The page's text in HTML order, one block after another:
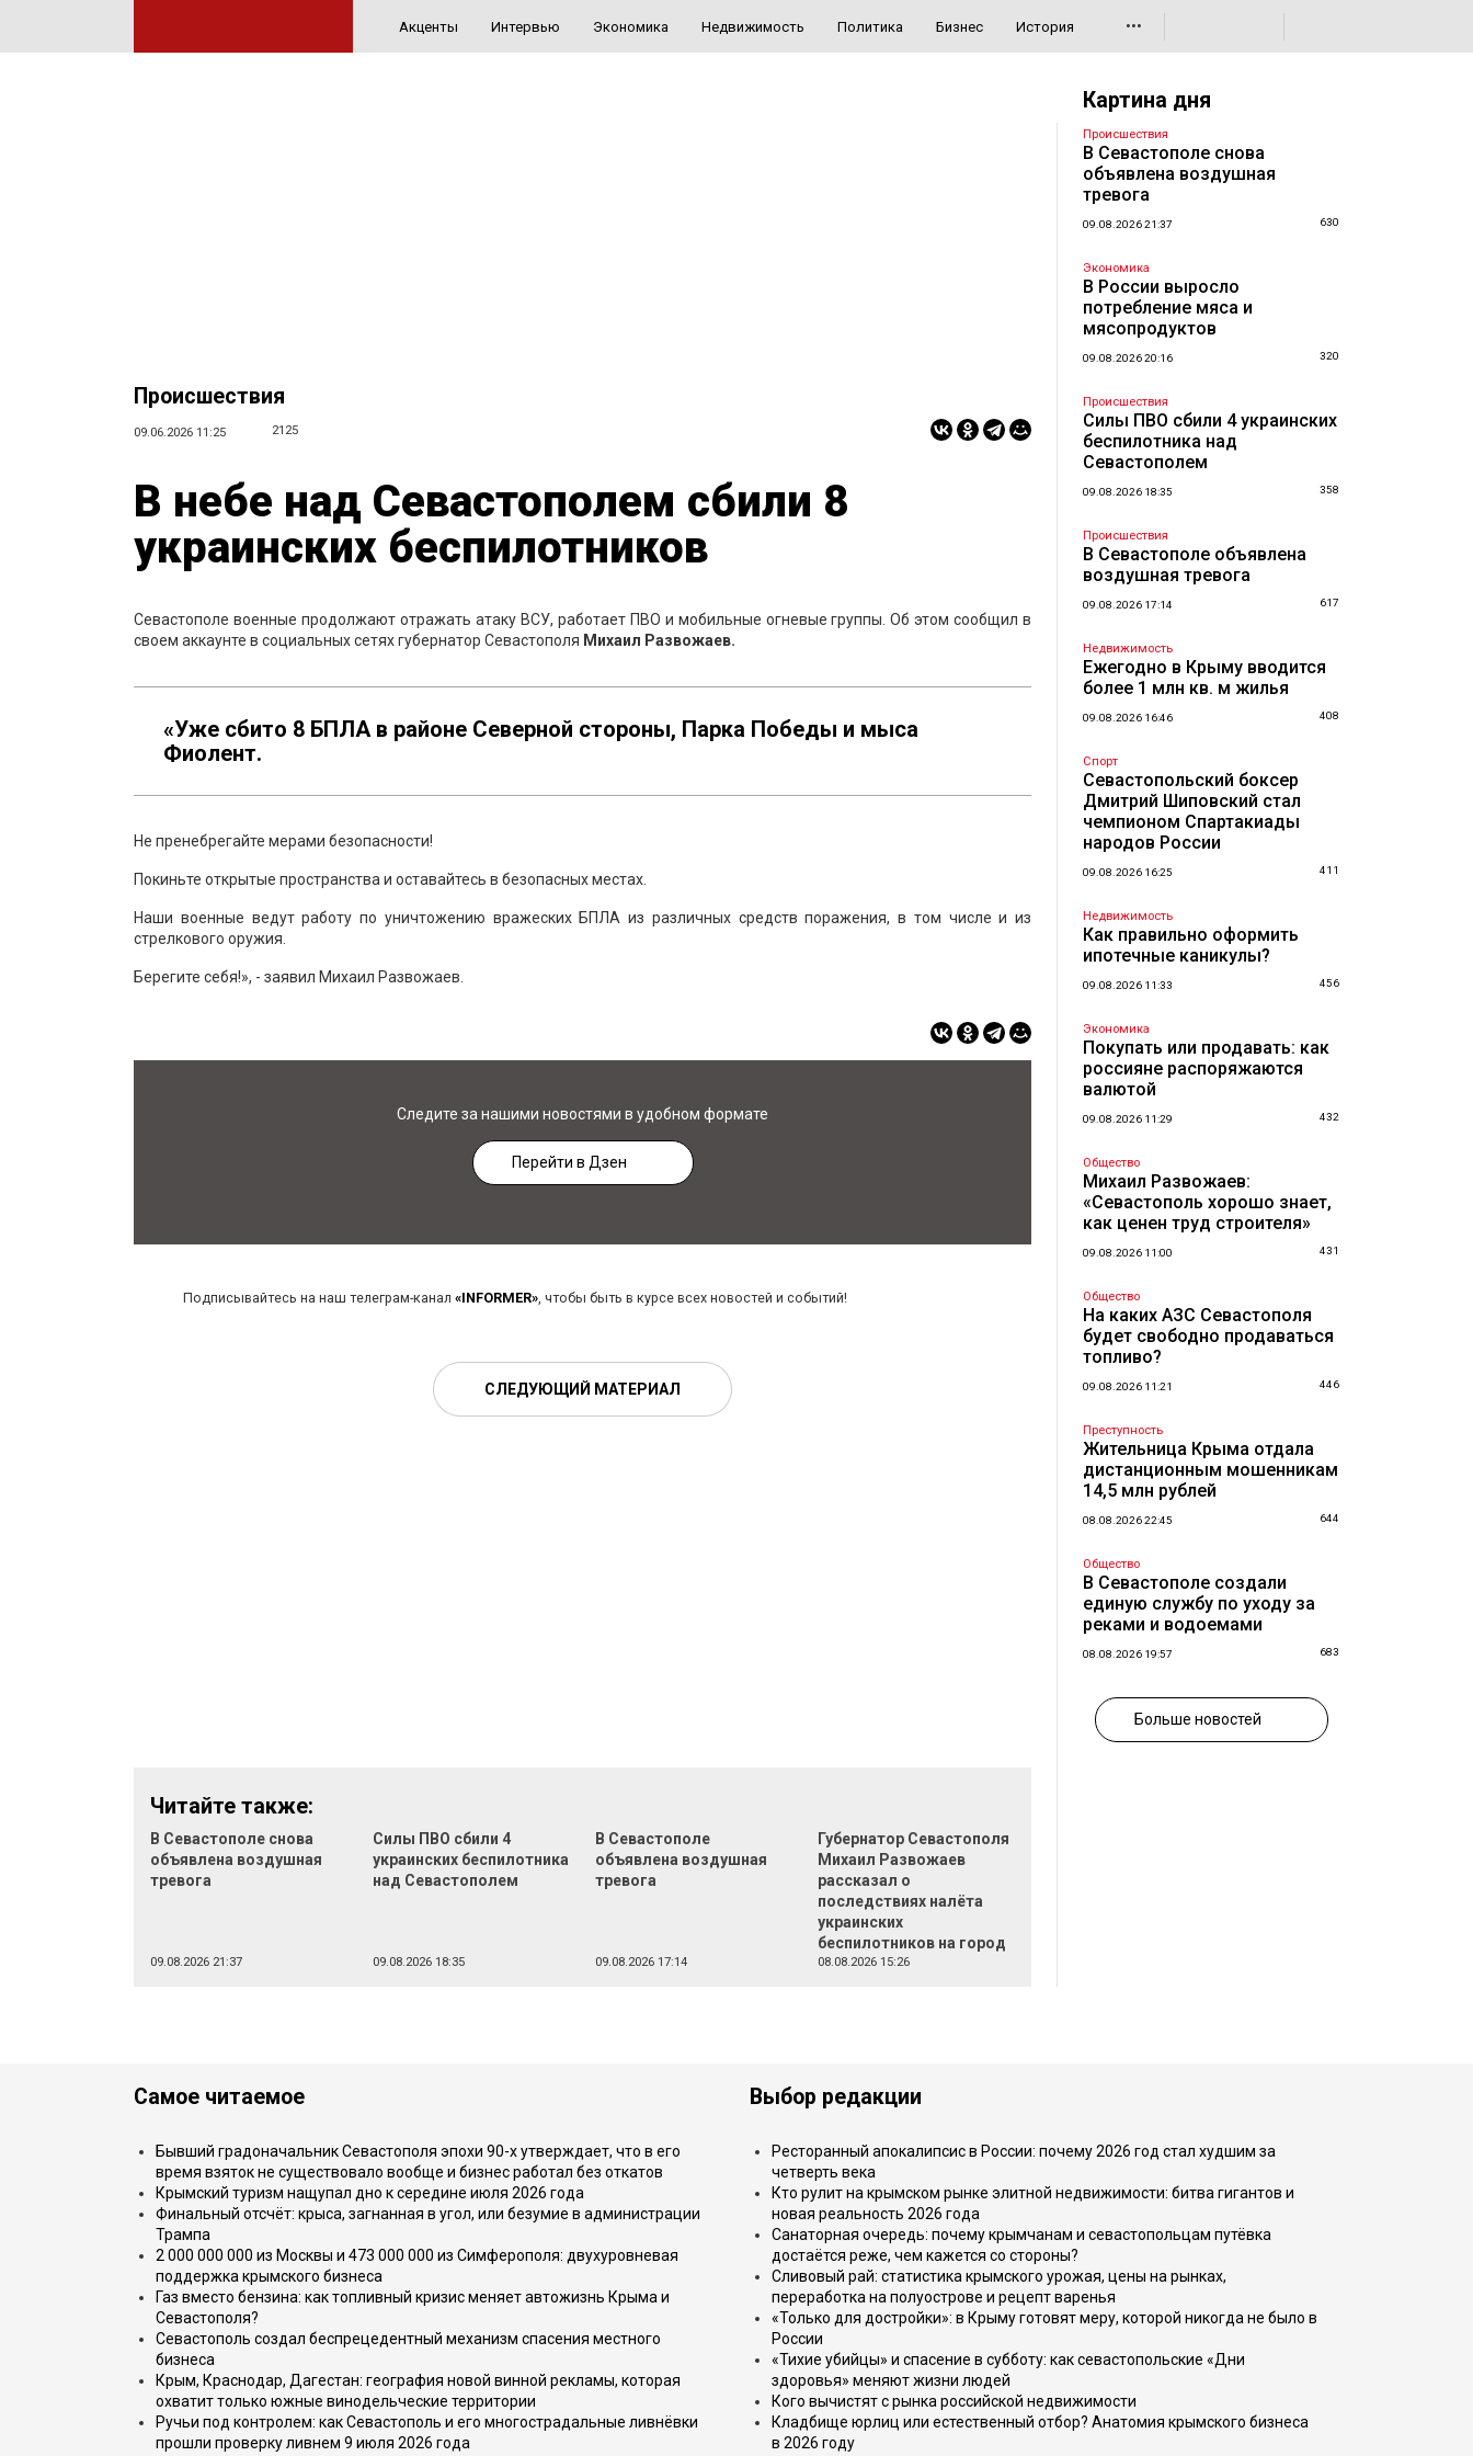
Акценты Интервью Экономика Недвижимость Политика Бизнес История •••
Происшествия
09.06.2026 11:25 2125
В небе над Севастополем сбили 8
украинских беспилотников
Севастополе военные продолжают отражать атаку ВСУ, работает ПВО и мобильные огневые группы. Об этом сообщил в
своем аккаунте в социальных сетях губернатор Севастополя Михаил Развожаев.
«Уже сбито 8 БПЛА в районе Северной стороны, Парка Победы и мыса
Фиолент.
Не пренебрегайте мерами безопасности!
Покиньте открытые пространства и оставайтесь в безопасных местах.
Наши военные ведут работу по уничтожению вражеских БПЛА из различных средств поражения, в том числе и из
стрелкового оружия.
Берегите себя!», - заявил Михаил Развожаев.
Следите за нашими новостями в удобном формате
Перейти в Дзен
Подписывайтесь на наш телеграм-канал «INFORMER», чтобы быть в курсе всех новостей и событий!
СЛЕДУЮЩИЙ МАТЕРИАЛ
Читайте также:
В Севастополе снова
объявлена воздушная
тревога
09.08.2026 21:37
Силы ПВО сбили 4
украинских беспилотника
над Севастополем
09.08.2026 18:35
В Севастополе
объявлена воздушная
тревога
09.08.2026 17:14
Губернатор Севастополя
Михаил Развожаев
рассказал о
последствиях налёта
украинских
беспилотников на город
08.08.2026 15:26
Картина дня
Происшествия
В Севастополе снова
объявлена воздушная
тревога
09.08.2026 21:37 630
Экономика
В России выросло
потребление мяса и
мясопродуктов
09.08.2026 20:16 320
Происшествия
Силы ПВО сбили 4 украинских
беспилотника над
Севастополем
09.08.2026 18:35 358
Происшествия
В Севастополе объявлена
воздушная тревога
09.08.2026 17:14 617
Недвижимость
Ежегодно в Крыму вводится
более 1 млн кв. м жилья
09.08.2026 16:46 408
Спорт
Севастопольский боксер
Дмитрий Шиповский стал
чемпионом Спартакиады
народов России
09.08.2026 16:25 411
Недвижимость
Как правильно оформить
ипотечные каникулы?
09.08.2026 11:33 456
Экономика
Покупать или продавать: как
россияне распоряжаются
валютой
09.08.2026 11:29 432
Общество
Михаил Развожаев:
«Севастополь хорошо знает,
как ценен труд строителя»
09.08.2026 11:00 431
Общество
На каких АЗС Севастополя
будет свободно продаваться
топливо?
09.08.2026 11:21 446
Преступность
Жительница Крыма отдала
дистанционным мошенникам
14,5 млн рублей
08.08.2026 22:45 644
Общество
В Севастополе создали
единую службу по уходу за
реками и водоемами
08.08.2026 19:57 683
Больше новостей
Самое читаемое
Бывший градоначальник Севастополя эпохи 90-х утверждает, что в его
время взяток не существовало вообще и бизнес работал без откатов
Крымский туризм нащупал дно к середине июля 2026 года
Финальный отсчёт: крыса, загнанная в угол, или безумие в администрации
Трампа
2 000 000 000 из Москвы и 473 000 000 из Симферополя: двухуровневая
поддержка крымского бизнеса
Газ вместо бензина: как топливный кризис меняет автожизнь Крыма и
Севастополя?
Севастополь создал беспрецедентный механизм спасения местного
бизнеса
Крым, Краснодар, Дагестан: география новой винной рекламы, которая
охватит только южные винодельческие территории
Ручьи под контролем: как Севастополь и его многострадальные ливнёвки
прошли проверку ливнем 9 июля 2026 года
Выбор редакции
Ресторанный апокалипсис в России: почему 2026 год стал худшим за
четверть века
Кто рулит на крымском рынке элитной недвижимости: битва гигантов и
новая реальность 2026 года
Санаторная очередь: почему крымчанам и севастопольцам путёвка
достаётся реже, чем кажется со стороны?
Сливовый рай: статистика крымского урожая, цены на рынках,
переработка на полуострове и рецепт варенья
«Только для достройки»: в Крыму готовят меру, которой никогда не было в
России
«Тихие убийцы» и спасение в субботу: как севастопольские «Дни
здоровья» меняют жизни людей
Кого вычистят с рынка российской недвижимости
Кладбище юрлиц или естественный отбор? Анатомия крымского бизнеса
в 2026 году